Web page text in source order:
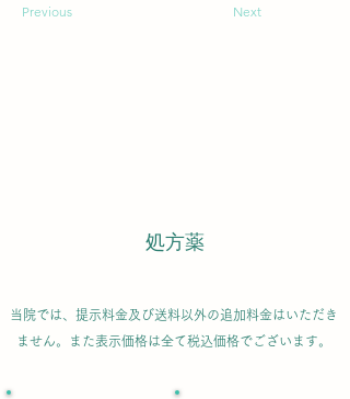
Previous Next
処方薬
当院では、提示料金及び送料以外の追加料金はいただき
ません。また表示価格は全て税込価格でございます。